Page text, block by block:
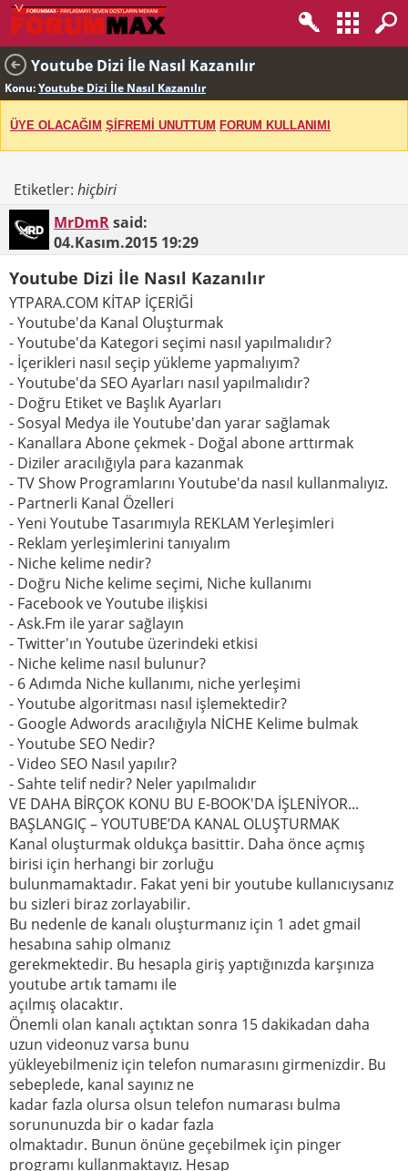
Youtube Dizi İle Nasıl Kazanılır
Konu:Youtube Dizi İle Nasıl Kazanılır
ÜYE OLACAĞIM ŞİFREMİ UNUTTUM FORUM KULLANIMI
Etiketler: hiçbiri
MrDmRsaid:
04.Kasım.2015 19:29
Youtube Dizi İle Nasıl Kazanılır
YTPARA.COM KİTAP İÇERİĞİ
- Youtube'da Kanal Oluşturmak
- Youtube'da Kategori seçimi nasıl yapılmalıdır?
- İçerikleri nasıl seçip yükleme yapmalıyım?
- Youtube'da SEO Ayarları nasıl yapılmalıdır?
- Doğru Etiket ve Başlık Ayarları
- Sosyal Medya ile Youtube'dan yarar sağlamak
- Kanallara Abone çekmek - Doğal abone arttırmak
- Diziler aracılığıyla para kazanmak
- TV Show Programlarını Youtube'da nasıl kullanmalıyız.
- Partnerli Kanal Özelleri
- Yeni Youtube Tasarımıyla REKLAM Yerleşimleri
- Reklam yerleşimlerini tanıyalım
- Niche kelime nedir?
- Doğru Niche kelime seçimi, Niche kullanımı
- Facebook ve Youtube ilişkisi
- Ask.Fm ile yarar sağlayın
- Twitter'ın Youtube üzerindeki etkisi
- Niche kelime nasıl bulunur?
- 6 Adımda Niche kullanımı, niche yerleşimi
- Youtube algoritması nasıl işlemektedir?
- Google Adwords aracılığıyla NİCHE Kelime bulmak
- Youtube SEO Nedir?
- Video SEO Nasıl yapılır?
- Sahte telif nedir? Neler yapılmalıdır
VE DAHA BİRÇOK KONU BU E-BOOK'DA İŞLENİYOR...
BAŞLANGIÇ – YOUTUBE’DA KANAL OLUŞTURMAK
Kanal oluşturmak oldukça basittir. Daha önce açmış
birisi için herhangi bir zorluğu
bulunmamaktadır. Fakat yeni bir youtube kullanıcıysanız
bu sizleri biraz zorlayabilir.
Bu nedenle de kanalı oluşturmanız için 1 adet gmail
hesabına sahip olmanız
gerekmektedir. Bu hesapla giriş yaptığınızda karşınıza
youtube artık tamamı ile
açılmış olacaktır.
Önemli olan kanalı açtıktan sonra 15 dakikadan daha
uzun videonuz varsa bunu
yükleyebilmeniz için telefon numarasını girmenizdir. Bu
sebeplede, kanal sayınız ne
kadar fazla olursa olsun telefon numarası bulma
sorununuzda bir o kadar fazla
olmaktadır. Bunun önüne geçebilmek için pinger
programı kullanmaktayız. Hesap